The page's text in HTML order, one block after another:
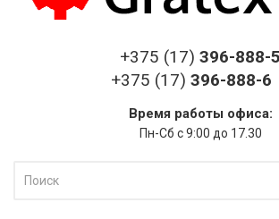
+375 (17) 396-888-5
+375 (17) 396-888-6
Время работы офиса:
Пн-Сб с 9:00 до 17.30